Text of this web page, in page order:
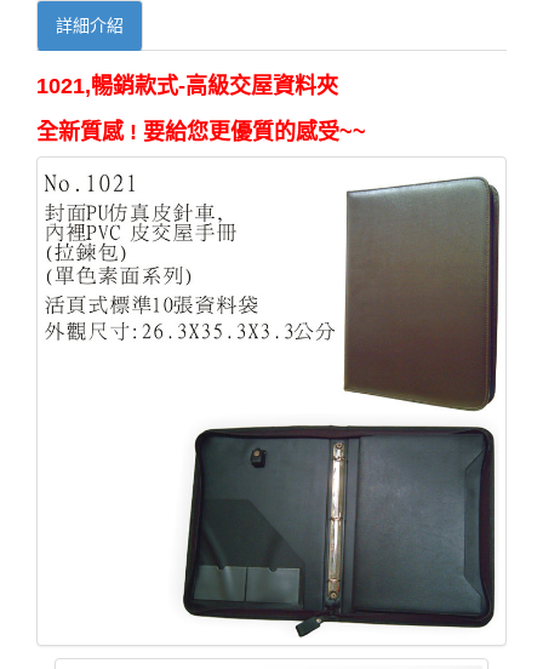
詳細介紹
1021,暢銷款式-高級交屋資料夾
全新質感 ! 要給您更優質的感受~~